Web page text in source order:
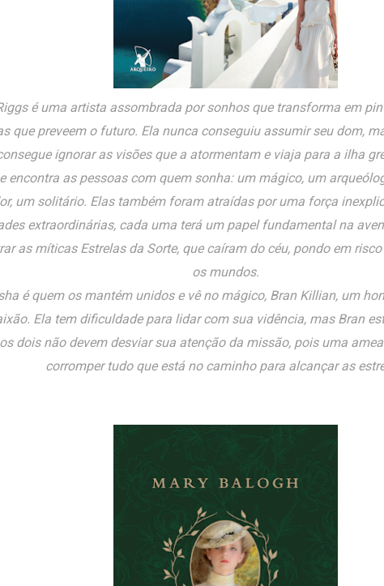
é uma artista assombrada por sonhos que transforma em
que preveem o futuro. Ela nunca conseguiu assumir seu dom,
ignorar as visões que a atormentam e viaja para a ilha
encontra as pessoas com quem sonha: um mágico, um
um solitário. Elas também foram atraídas por uma força
extraordinárias, cada uma terá um papel fundamental na
as míticas Estrelas da Sorte, que caíram do céu, pondo em
os mundos.
é quem os mantém unidos e vê no mágico, Bran Killian, um
Ela tem dificuldade para lidar com sua vidência, mas Bran
dois não devem desviar sua atenção da missão, pois uma
corromper tudo que está no caminho para alcançar as